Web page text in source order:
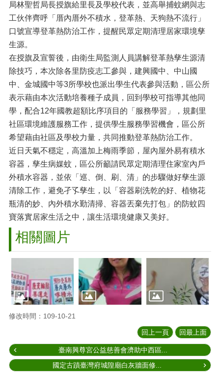
局林聖哲局長授旗給里長及學校代表，並高舉捕蚊網與志
工伙伴齊呼「厝內厝外不積水，登革熱、天狗熱不流行」
口號宣導登革熱防治工作，提醒民眾定期清理居家環境孳
生源。
在授旗及宣誓後，由衛生局監測人員講解登革熱孳生源清
除技巧，本次除各里防疫志工參與，建興國中、中山國
中、金城國中等3所學校也派出學生代表參與活動，區公所
表示藉由本次活動培養種子成員，回到學校可指導其他同
學，配合12年國教超額比序項目的「服務學習」，規劃里
社區環境維護服務工作，提供學生服務學習機會，區公所
希望藉由社區及學校力量，共同推動登革熱防治工作。
近日天氣不穩定，高溫加上梅雨季節，屋內屋外易有積水
容器，孳生病媒蚊，區公所籲請民眾定期清理住家室內戶
外積水容器，並依「巡、倒、刷、清」的步驟做好孳生源
清除工作，避免孑孓孳生，以「容器刷洗乾的好、植物花
瓶清的妙、內外積水勤清掃、容器丟棄先打包」的防蚊四
寶落實居家生活之中，讓生活環境健康又美好。
相關圖片
修改時間：109-10-21
回上一頁 回最上面
臺南興尊宮公益慈善會濟助中西區...
國定古蹟臺灣府城隍廟白灰牆面修...